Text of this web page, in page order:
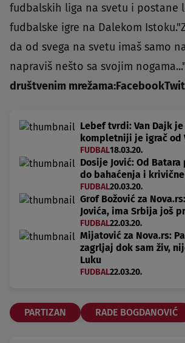
fudbalskih liga na svetu i postane
fudbalske igre na Dalekom
da od svega na svetu imaš samo
napraviš nešto sa svojim nogama..."
društvenim mrežama:Facebook
Lebef tvrdi: Van Dajk
kompletniji je igrač od
FUDBAL18.03.20.
Dosije Jović: Od
do bahaćenja i
FUDBAL20.03.20.
Grof Božović za
Jovića, ima Srbija još
FUDBAL22.03.20.
Mijatović za Nova.rs:
zagrljaj dok sam živ,
Luku
FUDBAL22.03.20.
PARTIZAN RADE BOGDANOVIĆ